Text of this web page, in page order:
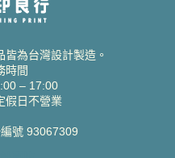
為台灣設計製造。
時間
– 17:00
假日不營業
號 93067309